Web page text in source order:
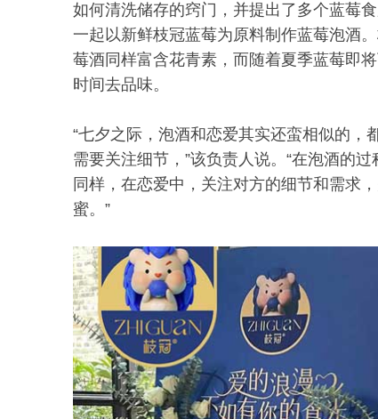
如何清洗储存的窍门，并提出了多个蓝莓
一起以新鲜枝冠蓝莓为原料制作蓝莓泡酒
莓酒同样富含花青素，而随着夏季蓝莓即
时间去品味。
“七夕之际，泡酒和恋爱其实还蛮相似的
需要关注细节，”该负责人说。“在泡酒的
同样，在恋爱中，关注对方的细节和需求
蜜。”